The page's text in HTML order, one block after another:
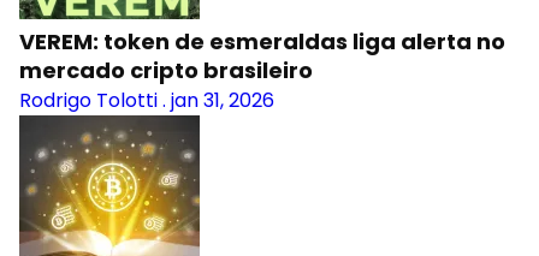
VEREM: token de esmeraldas liga alerta no
mercado cripto brasileiro
Rodrigo Tolotti. jan 31, 2026